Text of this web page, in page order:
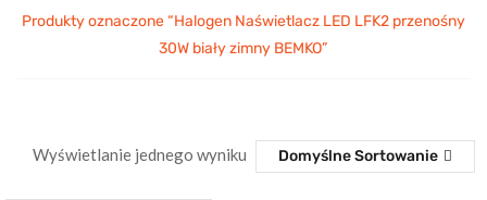
Produkty oznaczone “Halogen Naświetlacz LED LFK2 przenośny
30W biały zimny BEMKO”
Wyświetlanie jednego wyniku Domyślne Sortowanie